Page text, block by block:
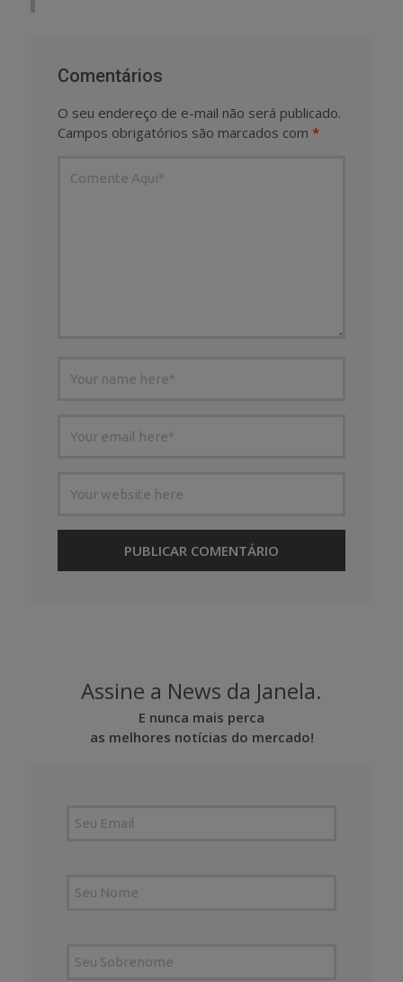
Comentários
O seu endereço de e-mail não será publicado.
Campos obrigatórios são marcados com *
Assine a News da Janela.
E nunca mais perca
as melhores notícias do mercado!